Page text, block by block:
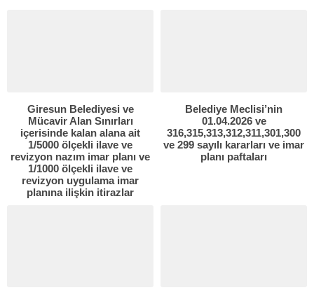
Giresun Belediyesi ve
Mücavir Alan Sınırları
içerisinde kalan alana ait
1/5000 ölçekli ilave ve
revizyon nazım imar planı ve
1/1000 ölçekli ilave ve
revizyon uygulama imar
planına ilişkin itirazlar
Belediye Meclisi’nin
01.04.2026 ve
316,315,313,312,311,301,300
ve 299 sayılı kararları ve imar
planı paftaları